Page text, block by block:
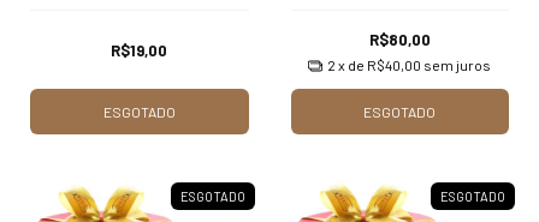
R$19,00
ESGOTADO
R$80,00
2 x de R$40,00 sem juros
ESGOTADO
ESGOTADO ESGOTADO